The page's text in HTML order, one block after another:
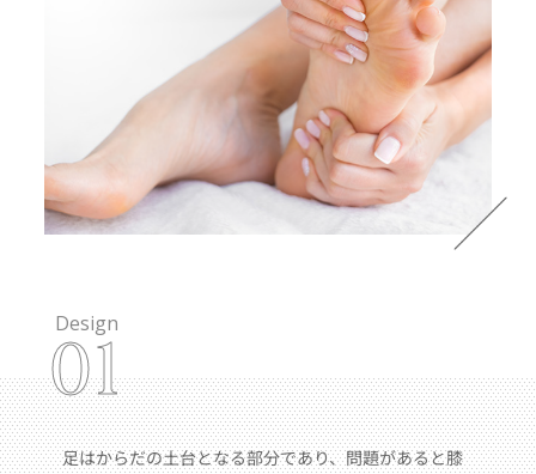
Design
01
足はからだの土台となる部分であり、問題があると膝